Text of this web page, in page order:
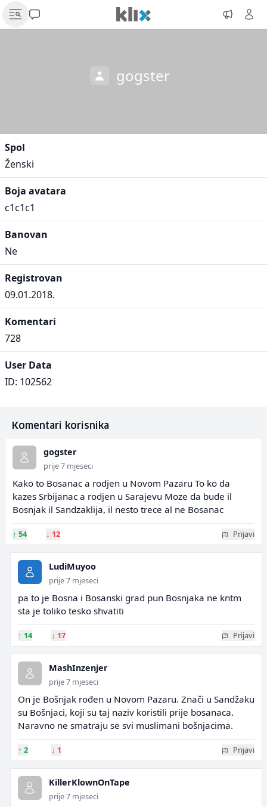
gogster
Spol
Ženski
Boja avatara
c1c1c1
Banovan
Ne
Registrovan
09.01.2018.
Komentari
728
User Data
ID: 102562
Komentari korisnika
gogster
prije 7 mjeseci
Kako to Bosanac a rodjen u Novom Pazaru To ko da
kazes Srbijanac a rodjen u Sarajevu Moze da bude il
Bosnjak il Sandzaklija, il nesto trece al ne Bosanac
↑ 54 ↓ 12 Prijavi
LudiMuyoo
prije 7 mjeseci
pa to je Bosna i Bosanski grad pun Bosnjaka ne kntm
sta je toliko tesko shvatiti
↑ 14 ↓ 17 Prijavi
MashInzenjer
prije 7 mjeseci
On je Bošnjak rođen u Novom Pazaru. Znači u Sandžaku
su Bošnjaci, koji su taj naziv koristili prije bosanaca.
Naravno ne smatraju se svi muslimani bošnjacima.
↑ 2 ↓ 1 Prijavi
KillerKlownOnTape
prije 7 mjeseci